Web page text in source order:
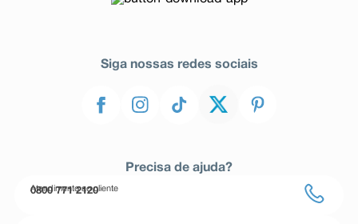
Siga nossas redes sociais
Precisa de ajuda?
Atendimento ao cliente
0800 771 2120